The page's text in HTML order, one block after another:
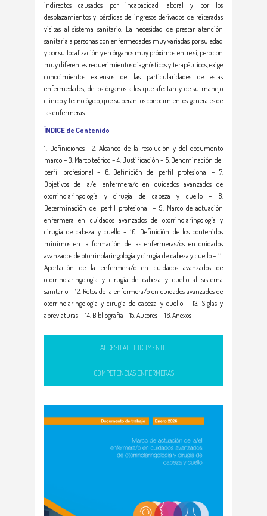
indirectos causados por incapacidad laboral y por los
desplazamientos y pérdidas de ingresos derivados de reiteradas
visitas al sistema sanitario. La necesidad de prestar atención
sanitaria a personas con enfermedades muy variadas por su edad
y por su localización y en órganos muy próximos entre sí, pero con
muy diferentes requerimientos diagnósticos y terapéuticos, exige
conocimientos extensos de las particularidades de estas
enfermedades, de los órganos a los que afectan y de su manejo
clínico y tecnológico, que superan los conocimientos generales de
las enfermeras.
ÍNDICE de Contenido
1. Definiciones · 2. Alcance de la resolución y del documento
marco – 3. Marco teórico – 4. Justificación – 5. Denominación del
perfil profesional – 6. Definición del perfil profesional – 7.
Objetivos de la/el enfermera/o en cuidados avanzados de
otorrinolaringología y cirugía de cabeza y cuello – 8.
Determinación del perfil profesional – 9. Marco de actuación
enfermera en cuidados avanzados de otorrinolaringología y
cirugía de cabeza y cuello – 10. Definición de los contenidos
mínimos en la formación de las enfermeras/os en cuidados
avanzados de otorrinolaringología y cirugía de cabeza y cuello – 11.
Aportación de la enfermera/o en cuidados avanzados de
otorrinolaringología y cirugía de cabeza y cuello al sistema
sanitario – 12. Retos de la enfermera/o en cuidados avanzados de
otorrinolaringología y cirugía de cabeza y cuello – 13. Siglas y
abreviaturas – 14. Bibliografía – 15. Autores – 16. Anexos
ACCESO AL DOCUMENTO
COMPETENCIAS ENFERMERAS